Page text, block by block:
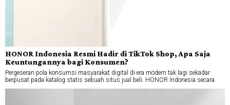
HONOR Indonesia Resmi Hadir di TikTok Shop, Apa Saja
Keuntungannya bagi Konsumen?
Pergeseran pola konsumsi masyarakat digital di era modern tak lagi sekadar
berpusat pada katalog statis sebuah situs jual beli. HONOR Indonesia secara